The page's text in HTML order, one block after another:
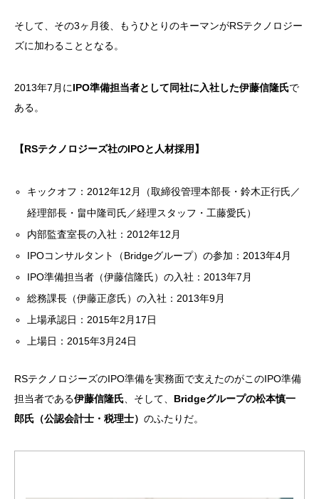
そして、その3ヶ月後、もうひとりのキーマンがRSテクノロジー
ズに加わることとなる。
2013年7月にIPO準備担当者として同社に入社した伊藤信隆氏で
ある。
【RSテクノロジーズ社のIPOと人材採用】
キックオフ：2012年12月（取締役管理本部長・鈴木正行氏／
経理部長・畠中隆司氏／経理スタッフ・工藤愛氏）
内部監査室長の入社：2012年12月
IPOコンサルタント（Bridgeグループ）の参加：2013年4月
IPO準備担当者（伊藤信隆氏）の入社：2013年7月
総務課長（伊藤正彦氏）の入社：2013年9月
上場承認日：2015年2月17日
上場日：2015年3月24日
RSテクノロジーズのIPO準備を実務面で支えたのがこのIPO準備
担当者である伊藤信隆氏、そして、 Bridgeグループの松本慎一
郎氏（公認会計士・税理士） のふたりだ。